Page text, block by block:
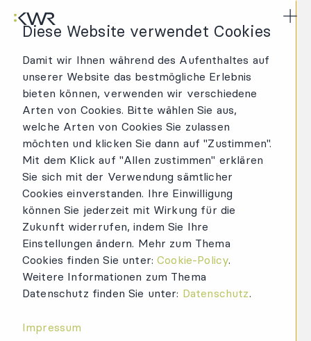
Diese Website verwendet Cookies
Damit wir Ihnen während des Aufenthaltes auf
unserer Website das bestmögliche Erlebnis
bieten können, verwenden wir verschiedene
Arten von Cookies. Bitte wählen Sie aus,
welche Arten von Cookies Sie zulassen
möchten und klicken Sie dann auf "Zustimmen".
Mit dem Klick auf "Allen zustimmen" erklären
Sie sich mit der Verwendung sämtlicher
Cookies einverstanden. Ihre Einwilligung
können Sie jederzeit mit Wirkung für die
Zukunft widerrufen, indem Sie Ihre
Einstellungen ändern. Mehr zum Thema
Cookies finden Sie unter:Cookie-Policy.
Weitere Informationen zum Thema
Datenschutz finden Sie unter: Datenschutz.
Impressum
COVID-19 und die
Auswirkungen auf
(Liefer)Verträge
13.03.2020
Die Verbreitung des COVID-19 (auch
bekannt als Coronavirus) und die
Maßnahmen zur Eindämmung von
dessen Verbreitung, wie etwa das
Verbieten von…